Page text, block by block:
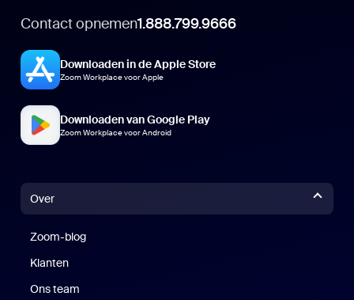
Contact opnemen1.888.799.9666
Downloaden in de Apple Store
Zoom Workplace voor Apple
Downloaden van Google Play
Zoom Workplace voor Android
Over
Zoom-blog
Klanten
Ons team